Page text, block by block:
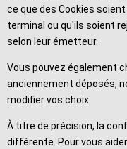
ce que des Cookies
terminal ou qu'ils soient
selon leur émetteur.
Vous pouvez également
anciennement déposés,
modifier vos choix.
À titre de précision, la
différente. Pour vous